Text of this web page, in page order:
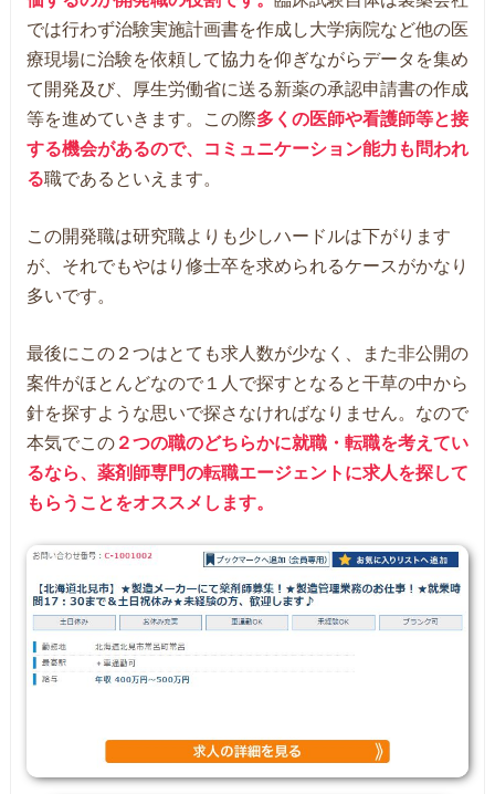
では行わず治験実施計画書を作成し大学病院など他の医
療現場に治験を依頼して協力を仰ぎながらデータを集め
て開発及び、厚生労働省に送る新薬の承認申請書の作成
等を進めていきます。この際多くの医師や看護師等と接
する機会があるので、コミュニケーション能力も問われ
る職であるといえます。
この開発職は研究職よりも少しハードルは下がります
が、それでもやはり修士卒を求められるケースがかなり
多いです。
最後にこの２つはとても求人数が少なく、また非公開の
案件がほとんどなので１人で探すとなると干草の中から
針を探すような思いで探さなければなりません。なので
本気でこの２つの職のどちらかに就職・転職を考えてい
るなら、薬剤師専門の転職エージェントに求人を探して
もらうことをオススメします。